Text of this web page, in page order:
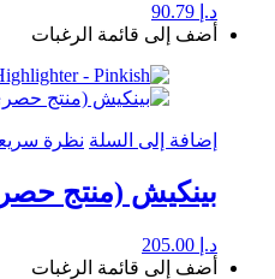
د.إ
أضف إلى قائمة الرغبات
إضافة إلى السلة نظرة
بينكيش (منتج
د.إ
أضف إلى قائمة الرغبات